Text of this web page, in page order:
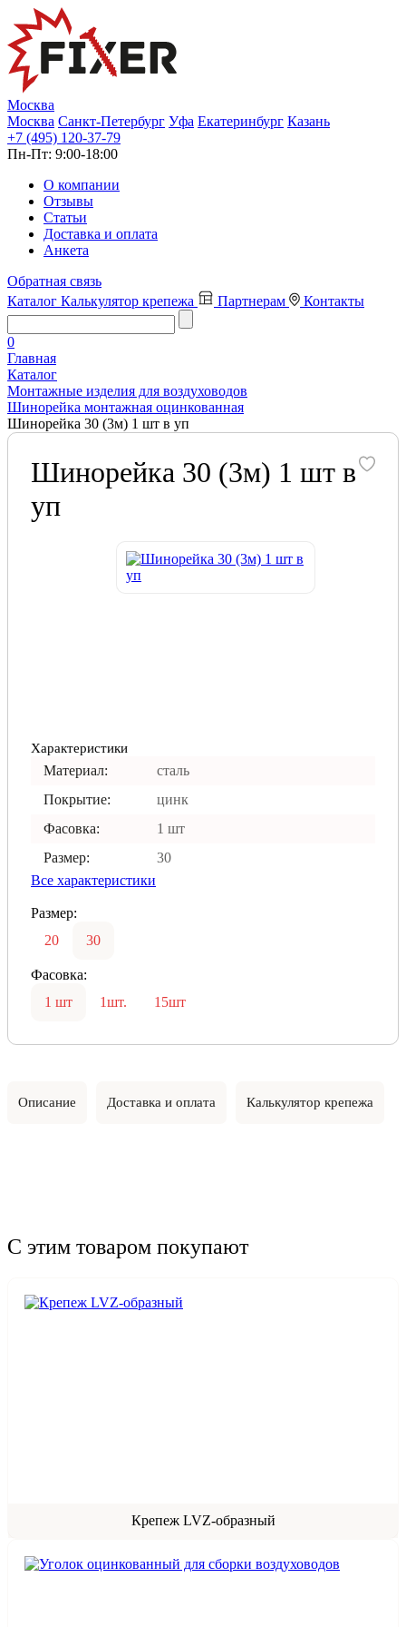
Москва
Москва Санкт-Петербург Уфа Екатеринбург Казань
+7 (495) 120-37-79
Пн-Пт: 9:00-18:00
О компании
Отзывы
Статьи
Доставка и оплата
Анкета
Обратная связь
Каталог Калькулятор крепежа Партнерам Контакты
0
Главная
Каталог
Монтажные изделия для воздуховодов
Шинорейка монтажная оцинкованная
Шинорейка 30 (3м) 1 шт в уп
Шинорейка 30 (3м) 1 шт в
уп
Характеристики
Материал:
сталь
Покрытие:
цинк
Фасовка:
1 шт
Размер:
30
Все характеристики
Размер:
20
30
Фасовка:
1 шт
1шт. 15шт
Описание Доставка и оплата Калькулятор крепежа
С этим товаром покупают
Крепеж LVZ-образный